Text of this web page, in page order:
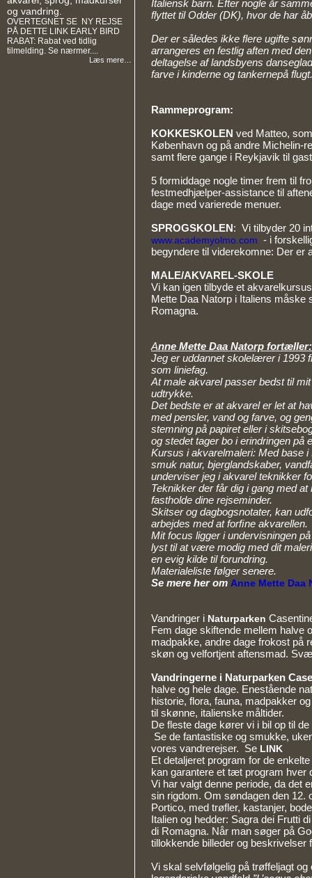
og vandring.
OVERTEGNET SE NY REJSE
PÅ DETTE LINK EARLY BIRD
RABAT: Rabat ved tidlig
tilmelding. Se nærmer....
Læs mere…
Italiensk barn. Efter nogle år
flyttet til Odder (DK), hvor de har
Der er således ikke flere ugifte
arrangeres en festlig aften med
deltagelse af landsbyens
farve i kinderne og tankernepå flugt.
Rammeprogram:
KOKKESKOLEN ved Matteo,
København og på andre Michelin-
samt flere gange i Reykjavik til
5 formiddage nogle timer frem til
festmedhjælper-assistance til
dage med varierede menuer.
SPROGSKOLEN: Vi tilbyder 20
www.academyolmo.com - i
begyndere til viderekomne: Der er
MALE/AKVAREL-SKOLE
Vi kan igen tilbyde et
Mette Daa Natorp i Italiens måske
Romagna.
Anne Mette Daa Natorp fortæller:
Jeg er uddannet skolelærer i 1993
som liniefag.
At male akvarel passer bedst til
udtrykke.
Det bedste er at akvarel er let at
med pensler, vand og farve, og
stemning på papiret eller i
og stedet tager bo i erindringen på
Kursus i akvarelmaleri: Med base
smuk natur, bjerglandskaber,
underviser jeg i akvarel teknikker
Teknikker der får dig i gang med
fastholde dine rejseminder.
Skitser og dagbogsnotater, kan
arbejdes med at forﬁne akvarellen.
Mit focus ligger i undervisningen
lyst til at være modig med dit
en evig kilde til forundring.
Materialeliste følger senere.
Se mere her om Anne Mette Daa
Vandringer i Naturparken
Fem dage skiftende mellem halve
madpakke, andre dage frokost på
skøn og velfortjent aftensmad.
Vandringerne i Naturparken
halve og hele dage. Enestående
historie, flora, fauna, madpakker
til skønne, italienske måltider.
De fleste dage kører vi i bil op til
Se de fantastiske og smukke,
vores vandrerejser. Se LINK
Et detaljeret program for de
kan garantere et tæt program hver
Vi har valgt denne periode, da det
sin rigdom. Om søndagen den 12.
Portico, med trøfler, kastanjer,
Italien og hedder: Sagra dei Frutti
di Romagna. Når man søger på
tillokkende billeder og beskrivelser
Vi skal selvfølgelig på trøffeljagt